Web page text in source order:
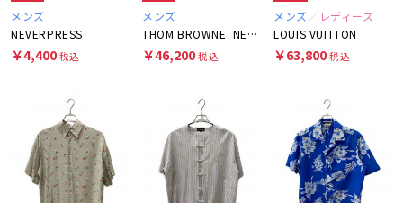
メンズ
NEVERPRESS
￥4,400税込
メンズ
THOM BROWNE. NEW YORK
￥46,200税込
メンズ
レディース
LOUIS VUITTON
￥63,800税込